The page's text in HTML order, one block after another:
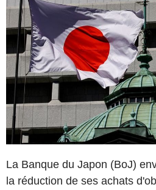
La Banque du Japon (BoJ)
la réduction de ses achats